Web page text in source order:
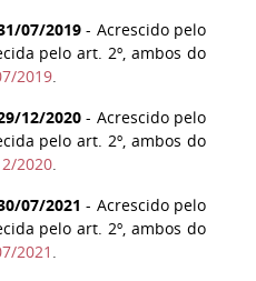
07/2019- Acrescido pelo
pelo art. 2º, ambos do
2019.
12/2020- Acrescido pelo
pelo art. 2º, ambos do
2020.
07/2021 - Acrescido pelo
pelo art. 2º, ambos do
2021 .